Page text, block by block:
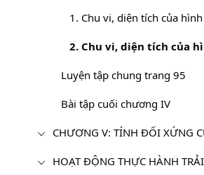
Luyện tập chung trang 95
Bài tập cuối chương IV
HOẠT ĐỘNG THỰC HÀNH